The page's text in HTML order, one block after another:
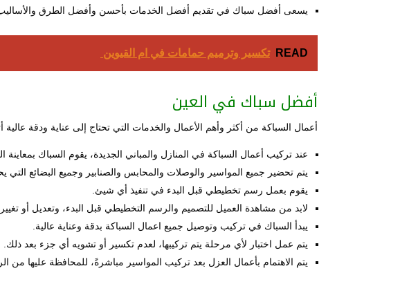
يسعى أفضل سباك في تقديم أفضل الخدمات بأحسن وأفضل الطرق والأساليب
READ تكسير وترميم حمامات في ام القيوين
أفضل سباك في العين
أعمال السباكة من أكثر وأهم الأعمال والخدمات التي تحتاج إلى عناية ودقة عالية
عند تركيب أعمال السباكة في المنازل والمباني الجديدة، يقوم السباك بمعاينة
يتم تحضير جميع المواسير والوصلات والمحابس والصنابير وجميع البضائع التي
يقوم بعمل رسم تخطيطي قبل البدء في تنفيذ أي شيئ.
لابد من مشاهدة العميل للتصميم والرسم التخطيطي قبل البدء، وتعديل أو
يبدأ السباك في تركيب وتوصيل جميع اعمال السباكة بدقة وعناية عالية.
يتم عمل اختبار لأي مرحلة يتم تركيبها، لعدم تكسير أو تشويه أي جزء بعد ذلك.
يتم الاهتمام بأعمال العزل بعد تركيب المواسير مباشرةً، للمحافظة عليها من